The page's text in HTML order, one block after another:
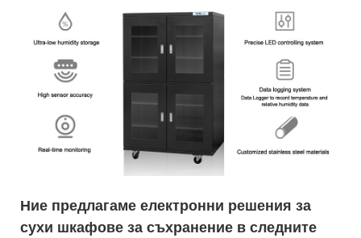
Ние предлагаме електронни решения за
сухи шкафове за съхранение в следните